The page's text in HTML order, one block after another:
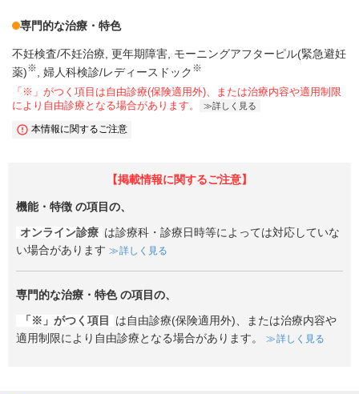
専門的な治療・特色
不妊検査/不妊治療 更年期障害 モーニングアフターピル(緊急避妊
薬)※ 婦人科検診/レディースドック ※
「※」がつく項目は自由診療(保険適用外)、または治療内容や適用制限
により自由診療となる場合があります。
詳しく見る
本情報に関するご注意
【掲載情報に関するご注意】
機能・特徴 の項目の、
オンライン診療 は診療科・診療日時等によっては対応していな
い場合があります
詳しく見る
専門的な治療・特色の項目の、
「※」がつく項目
は自由診療(保険適用外)、または治療内容や
適用制限により自由診療となる場合があります。
詳しく見る